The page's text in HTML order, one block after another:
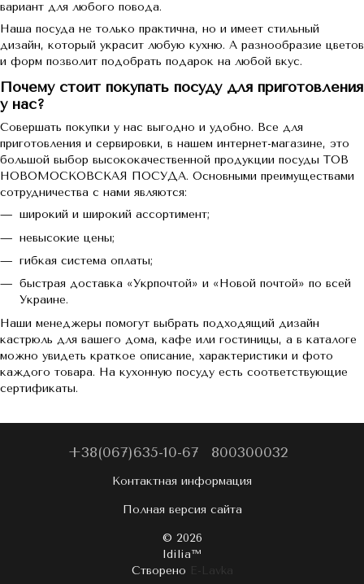
вариант для любого повода.
Наша посуда не только практична, но и имеет стильный
дизайн, который украсит любую кухню. А разнообразие цветов
и форм позволит подобрать подарок на любой вкус.
Почему стоит покупать посуду для приготовления
у нас?
Совершать покупки у нас выгодно и удобно. Все для
приготовления и сервировки, в нашем интернет-магазине, это
большой выбор высококачественной продукции посуды ТОВ
НОВОМОСКОВСКАЯ ПОСУДА. Основными преимуществами
сотрудничества с нами являются:
широкий и широкий ассортимент;
невысокие цены;
гибкая система оплаты;
быстрая доставка «Укрпочтой» и «Новой почтой» по всей
Украине.
Наши менеджеры помогут выбрать подходящий дизайн
кастрюль для вашего дома, кафе или гостиницы, а в каталоге
можно увидеть краткое описание, характеристики и фото
каждого товара. На кухонную посуду есть соответствующие
сертификаты.
+38(067)635-10-67 800300032
Контактная информация
Полная версия сайта
© 2026
Idilia™️
Створено E-Lavka